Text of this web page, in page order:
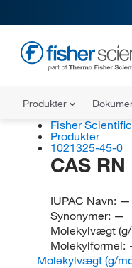
Produkter
Fisher Scientific
Produkter
1021325-45-0
CAS
IUPAC Navn: —
Synonymer: —
Molekylvægt
Molekylformel:
Molekylvægt (g/